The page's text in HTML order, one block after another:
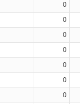
0
0
0
0
0
0
0